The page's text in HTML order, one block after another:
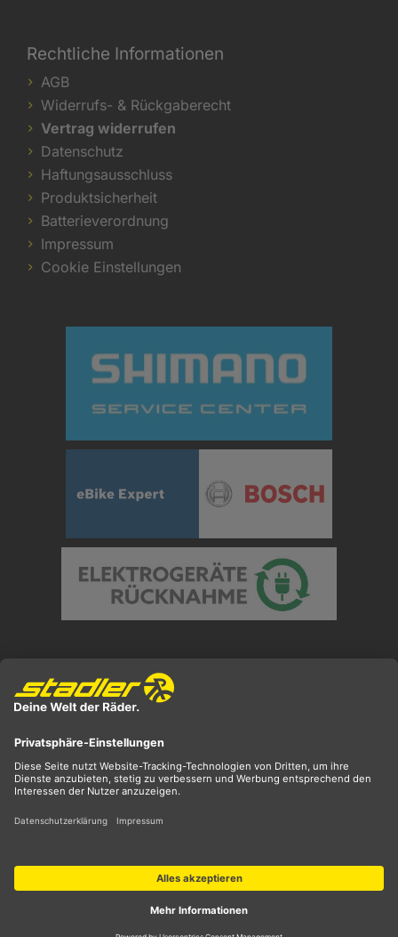
Rechtliche Informationen
AGB
Widerrufs- & Rückgaberecht
Vertrag widerrufen
Datenschutz
Haftungsausschluss
Produktsicherheit
Batterieverordnung
Impressum
Cookie Einstellungen
** ehemaliger UVP
*** Preis entspricht unserem Markteinführungspreis
der aktuellen Saison